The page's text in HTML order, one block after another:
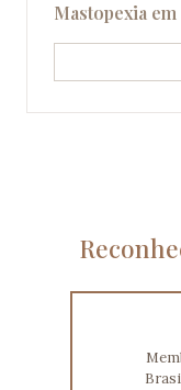
Mastopexia